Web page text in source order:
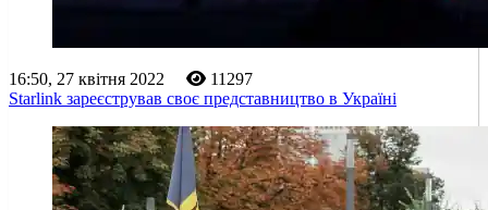
16:50, 27 квітня 2022
11297
Starlink зареєстрував своє представництво в Україні